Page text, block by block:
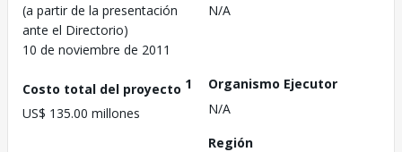
(a partir de la presentación
ante el Directorio)
10 de noviembre de 2011
N/A
Costo total del proyecto 1
US$ 135.00 millones
Organismo Ejecutor
N/A
Región